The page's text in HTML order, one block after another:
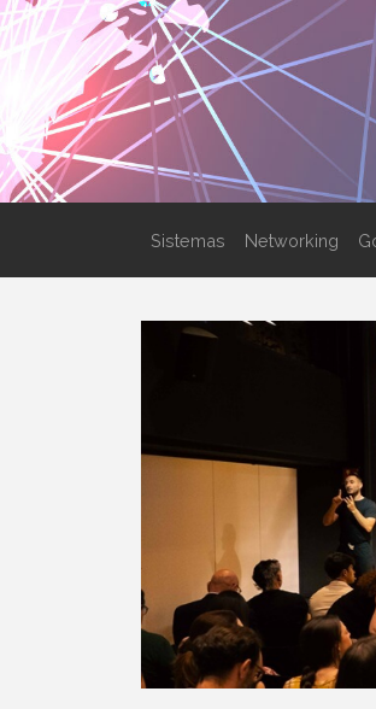
Sistemas Networking